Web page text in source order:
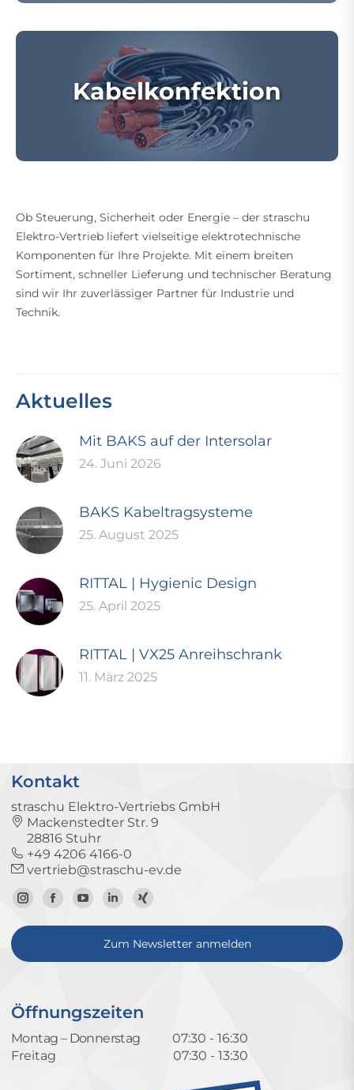
Kabelkonfektion
Ob Steuerung, Sicherheit oder Energie – der straschu
Elektro-Vertrieb liefert vielseitige elektrotechnische
Komponenten für Ihre Projekte. Mit einem breiten
Sortiment, schneller Lieferung und technischer Beratung
sind wir Ihr zuverlässiger Partner für Industrie und
Technik.
Aktuelles
Mit BAKS auf der Intersolar
24. Juni 2026
BAKS Kabeltragsysteme
25. August 2025
RITTAL | Hygienic Design
25. April 2025
RITTAL | VX25 Anreihschrank
11. März 2025
Kontakt
straschu Elektro-Vertriebs GmbH
Mackenstedter Str. 9
28816 Stuhr
+49 4206 4166-0
vertrieb@straschu-ev.de
Zum
Instagram-
Zur
Facebook-
Zum
YouTube-
Kanal
Zum
LinkedIn-
Profil
Zum
Xing-
Profil
Zum Newsletter anmelden
Öffnungszeiten
Montag – Donnerstag
07:30 - 16:30
Freitag
07:30 - 13:30